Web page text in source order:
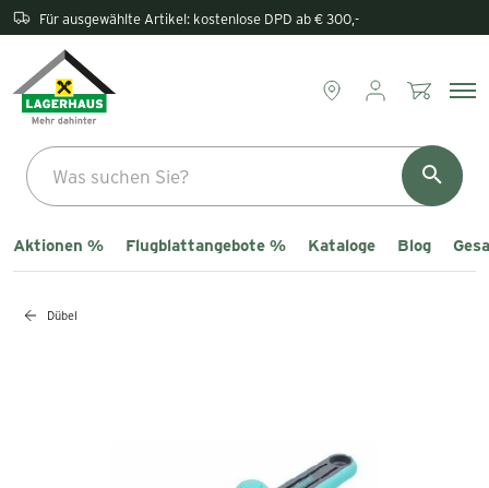
Rückgabe direkt im Lagerhaus
Aktionen % Flugblattangebote % Kataloge Blog
Dübel